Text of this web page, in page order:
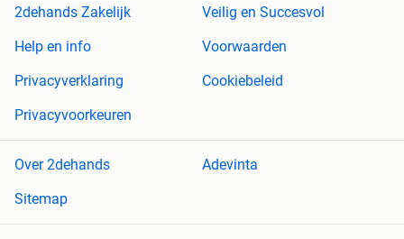
2dehands Zakelijk
Veilig en Succesvol
Help en info
Voorwaarden
Privacyverklaring
Cookiebeleid
Privacyvoorkeuren
Over 2dehands
Adevinta
Sitemap